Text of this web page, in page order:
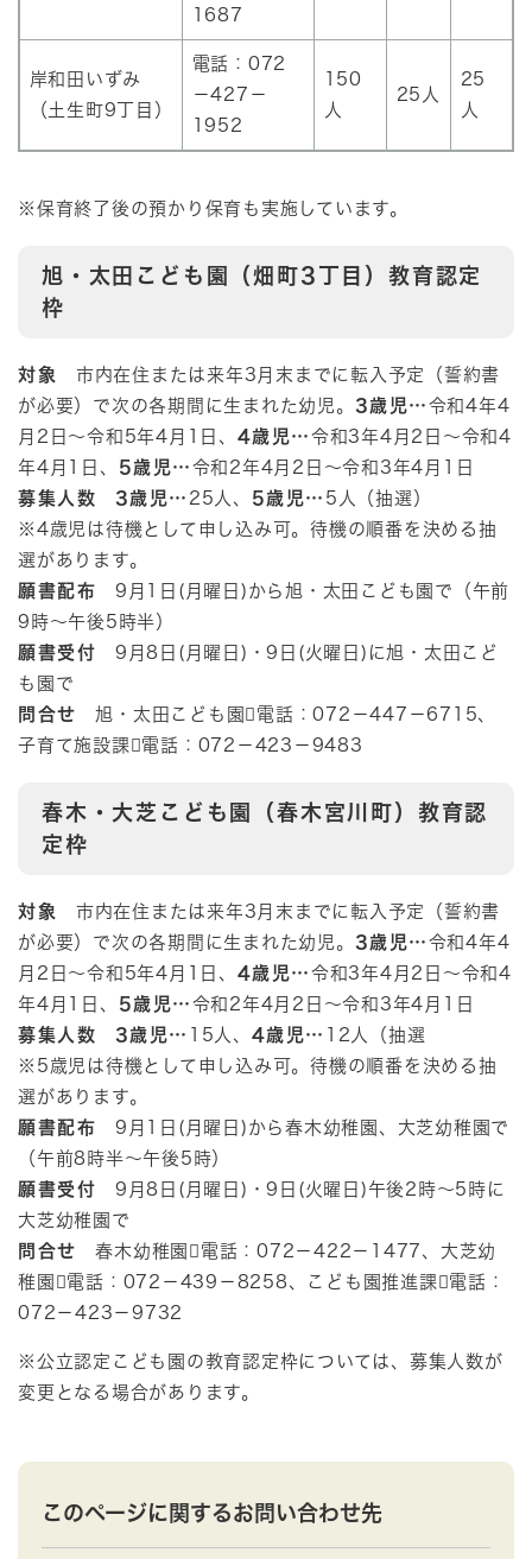
1687
岸和田いずみ
（土生町9丁目）
電話：072
－427－
1952
150
人
25人
25
人
※保育終了後の預かり保育も実施しています。
旭・太田こども園（畑町3丁目）教育認定
枠
対象
市内在住または来年3月末までに転入予定（誓約書
が必要）で次の各期間に生まれた幼児。 3歳児… 令和4年4
月2日～令和5年4月1日、 4歳児… 令和3年4月2日～令和4
年4月1日、 5歳児… 令和2年4月2日～令和3年4月1日
募集人数
3歳児… 25人、 5歳児… 5人（抽選）
※4歳児は待機として申し込み可。待機の順番を決める抽
選があります。
願書配布 9月1日(月曜日)から旭・太田こども園で（午前
9時～午後5時半）
願書受付 9月8日(月曜日)・9日(火曜日)に旭・太田こど
も園で
問合せ 旭・太田こども園電話：072－447－6715、
子育て施設課電話：072－423－9483
春木・大芝こども園（春木宮川町）教育認
定枠
対象
市内在住または来年3月末までに転入予定（誓約書
が必要）で次の各期間に生まれた幼児。 3歳児… 令和4年4
月2日～令和5年4月1日、 4歳児… 令和3年4月2日～令和4
年4月1日、 5歳児… 令和2年4月2日～令和3年4月1日
募集人数
3歳児… 15人、 4歳児…
12人（抽選
※5歳児は待機として申し込み可。待機の順番を決める抽
選があります。
願書配布 9月1日(月曜日)から春木幼稚園、大芝幼稚園で
（午前8時半～午後5時）
願書受付 9月8日(月曜日)・9日(火曜日)午後2時～5時に
大芝幼稚園で
問合せ 春木幼稚園電話：072－422－1477、大芝幼
稚園電話：072－439－8258、こども園推進課電話：
072－423－9732
※公立認定こども園の教育認定枠については、募集人数が
変更となる場合があります。
このページに関するお問い合わせ先